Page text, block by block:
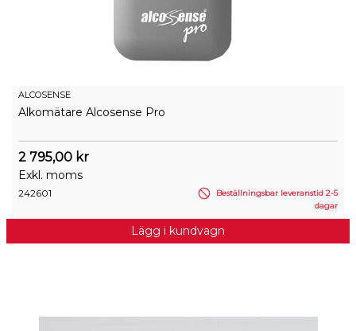
ALCOSENSE
Alkomätare Alcosense Pro
2 795,00 kr
Exkl. moms
242601
Beställningsbar leveranstid 2-5
dagar
Lägg i kundvagn